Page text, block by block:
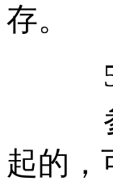
存。
5、
参比
起的，